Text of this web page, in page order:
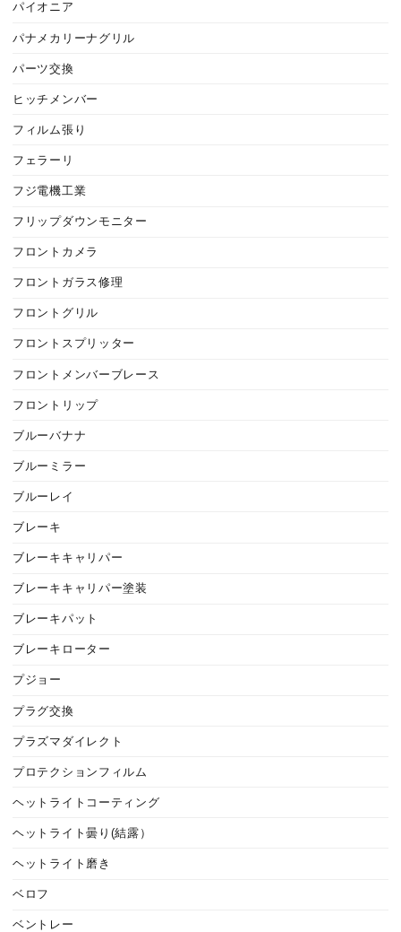
パイオニア
パナメカリーナグリル
パーツ交換
ヒッチメンバー
フィルム張り
フェラーリ
フジ電機工業
フリップダウンモニター
フロントカメラ
フロントガラス修理
フロントグリル
フロントスプリッター
フロントメンバーブレース
フロントリップ
ブルーバナナ
ブルーミラー
ブルーレイ
ブレーキ
ブレーキキャリパー
ブレーキキャリパー塗装
ブレーキパット
ブレーキローター
プジョー
プラグ交換
プラズマダイレクト
プロテクションフィルム
ヘットライトコーティング
ヘットライト曇り(結露）
ヘットライト磨き
ベロフ
ベントレー